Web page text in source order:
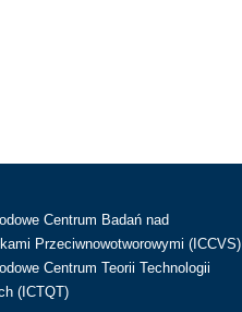
Centrum Badań nad
Przeciwnowotworowymi (ICCVS)
Centrum Teorii Technologii
(ICTQT)